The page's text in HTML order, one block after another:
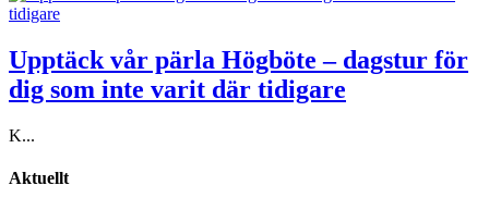
Upptäck vår pärla Högböte – dagstur för
dig som inte varit där tidigare
K...
Aktuellt